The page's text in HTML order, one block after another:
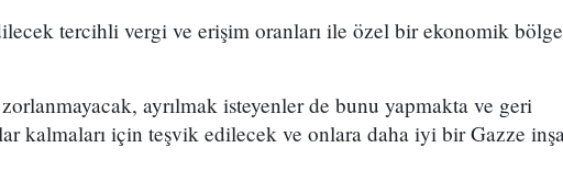
tercihli vergi ve erişim oranları ile özel bir ekonomik bölge
ayrılmak isteyenler de bunu yapmakta ve geri
kalmaları için teşvik edilecek ve onlara daha iyi bir Gazze